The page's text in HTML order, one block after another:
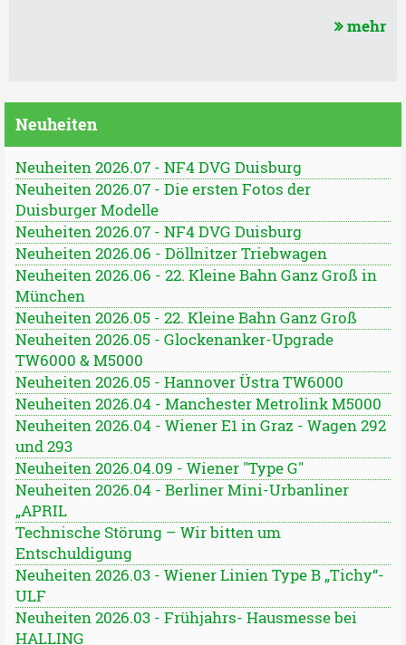
mehr
Neuheiten
Neuheiten 2026.07 - NF4 DVG Duisburg
Neuheiten 2026.07 - Die ersten Fotos der
Duisburger Modelle
Neuheiten 2026.07 - NF4 DVG Duisburg
Neuheiten 2026.06 - Döllnitzer Triebwagen
Neuheiten 2026.06 - 22. Kleine Bahn Ganz Groß in
München
Neuheiten 2026.05 - 22. Kleine Bahn Ganz Groß
Neuheiten 2026.05 - Glockenanker-Upgrade
TW6000 & M5000
Neuheiten 2026.05 - Hannover Üstra TW6000
Neuheiten 2026.04 - Manchester Metrolink M5000
Neuheiten 2026.04 - Wiener E1 in Graz - Wagen 292
und 293
Neuheiten 2026.04.09 - Wiener "Type G"
Neuheiten 2026.04 - Berliner Mini-Urbanliner
„APRIL
Technische Störung – Wir bitten um
Entschuldigung
Neuheiten 2026.03 - Wiener Linien Type B „Tichy“-
ULF
Neuheiten 2026.03 - Frühjahrs- Hausmesse bei
HALLING